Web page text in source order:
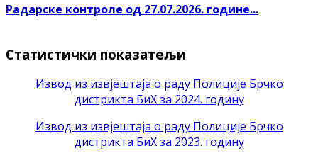
Радарске контроле од 27.07.2026. године...
Статистички показатељи
Извод из извјештаја о раду Полиције Брчко
дистрикта БиХ за 2024. годину
Извод из извјештаја о раду Полиције Брчко
дистрикта БиХ за 2023. годину